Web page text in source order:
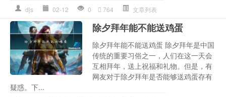
djs 02-12 0 764 文章列表
除夕拜年能不能送鸡蛋
除夕拜年能不能送鸡蛋 除夕拜年是中国
传统的重要习俗之一，人们在这一天会
互相拜年，送上祝福和礼物。但是，有
网友对于除夕拜年是否能够送鸡蛋存有
疑惑。下...